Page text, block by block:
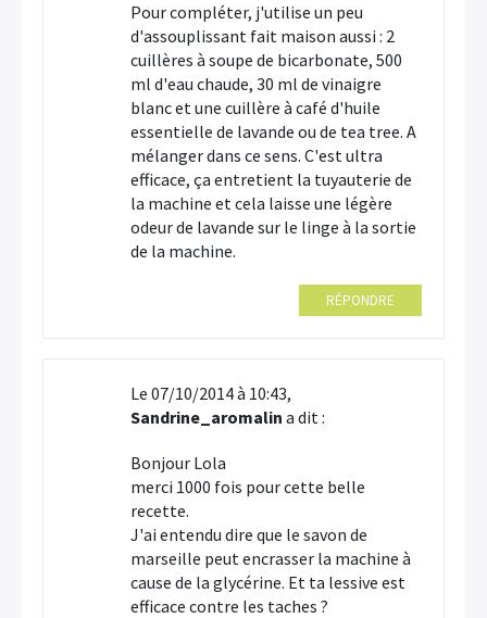
Pour compléter, j'utilise un peu
d'assouplissant fait maison aussi : 2
cuillères à soupe de bicarbonate, 500
ml d'eau chaude, 30 ml de vinaigre
blanc et une cuillère à café d'huile
essentielle de lavande ou de tea tree. A
mélanger dans ce sens. C'est ultra
efficace, ça entretient la tuyauterie de
la machine et cela laisse une légère
odeur de lavande sur le linge à la sortie
de la machine.
RÉPONDRE
Le 07/10/2014 à 10:43,
Sandrine_aromalin a dit :
Bonjour Lola
merci 1000 fois pour cette belle
recette.
J'ai entendu dire que le savon de
marseille peut encrasser la machine à
cause de la glycérine. Et ta lessive est
efficace contre les taches ?